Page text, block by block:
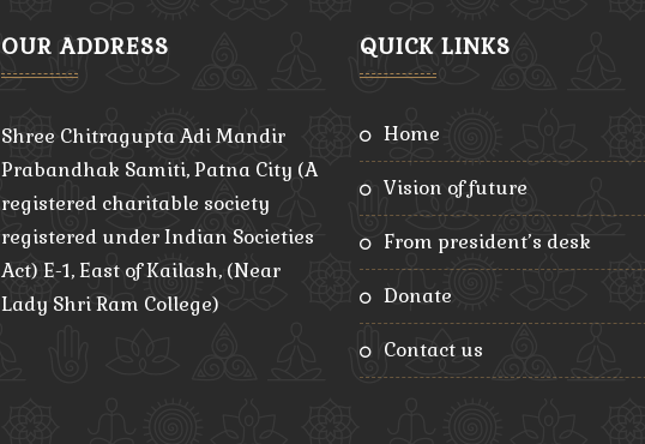
OUR ADDRESS
Shree Chitragupta Adi Mandir
Prabandhak Samiti, Patna City (A
registered charitable society
registered under Indian Societies
Act) E-1, East of Kailash, (Near
Lady Shri Ram College)
QUICK LINKS
home
vision of future
from president’s desk
donate
contact us